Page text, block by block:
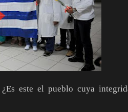
este el pueblo cuya